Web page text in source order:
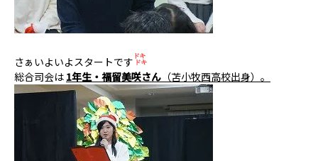
さぁいよいよスタートです
総合司会は 1年生・福留美咲さん （苫小牧西高校出身）。